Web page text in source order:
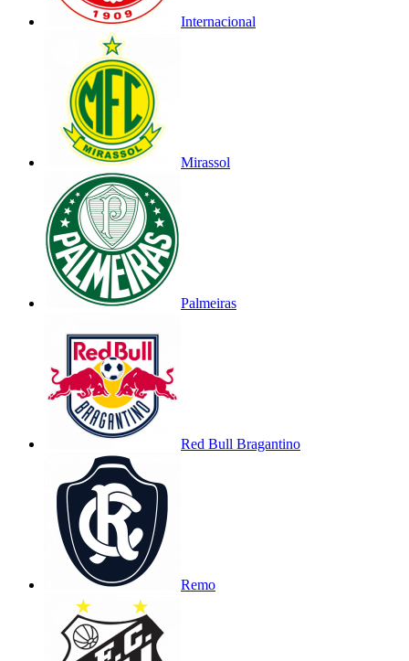
Internacional
Mirassol
Palmeiras
Red Bull Bragantino
Remo